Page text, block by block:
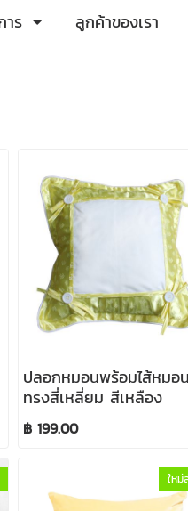
าร ลูกค้าของเรา
ปลอกหมอนพร้อมไส้หมอน
ทรงสี่เหลี่ยม สีเหลือง
฿ 199.00
ใหม่